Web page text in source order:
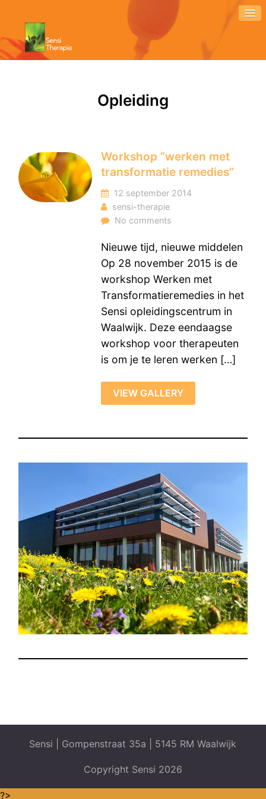
Opleiding
Workshop “werken met
transformatie remedies”
12 september 2014
sensi-therapie
No comments
Nieuwe tijd, nieuwe middelen
Op 28 november 2015 is de
workshop Werken met
Transformatieremedies in het
Sensi opleidingscentrum in
Waalwijk. Deze eendaagse
workshop voor therapeuten
is om je te leren werken […]
VIEW GALLERY
Sensi | Gompenstraat 35a | 5145 RM Waalwijk
Copyright Sensi 2026
?>